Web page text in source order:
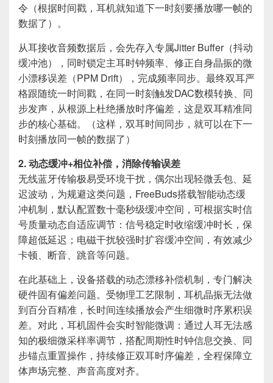
令（根据时间戳，耳机就知道下一时刻要播放哪一帧的
数据了）。
从耳接收音频数据后，会先存入专属Jitter Buffer（抖动
缓冲池），同时锁定主耳时钟频率、修正自身晶振的微
小漂移误差（PPM Drift），完成频率同步。最终双耳严
格跟随统一时间戳，在同一时刻触发DAC数模转换、同
步发声，从根源上杜绝播放时序偏差，这是双耳精准同
步的核心基础。（这样，双耳时间同步，就可以在下一
时刻播放同一帧的数据了）
2. 动态缓冲+相位补偿，消除传输误差
无线蓝牙传输极易受环境干扰，偶尔出现轻微丢包、延
迟波动，为规避这类问题，FreeBuds搭载智能动态缓
冲机制，默认配置数十毫秒级缓冲空间，可根据实时信
号质量动态自适应调节：信号稳定时收缩缓冲时长，保
障超低延迟；电磁干扰较强时扩容缓冲空间，有效减少
卡顿、断音、跳音等问题。
在此基础上，设备搭载的动态漂移补偿机制，专门解决
硬件固有偏差问题。受物理工艺限制，耳机晶振无法做
到百分百精准，长时间连续播放会产生细微时序累积误
差。对此，耳机固件会实时智能微调：通过人耳无法感
知的极细微采样率调节，搭配周期性时钟信息交换、同
步锚点重置操作，持续修正双耳时序偏差，全程保障立
体声场完整、声音高度对齐。